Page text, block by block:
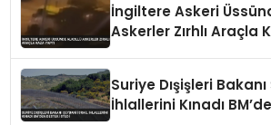
İngiltere Askeri
Askerler Zırhlı Araçla
Suriye Dışişleri
İhlallerini Kınadı